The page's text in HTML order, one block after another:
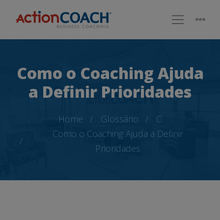
Como o Coaching Ajuda
a Definir Prioridades
Home Glossário
C
Como o Coaching Ajuda a Definir
Prioridades